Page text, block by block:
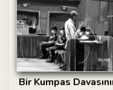
Bir Kumpas